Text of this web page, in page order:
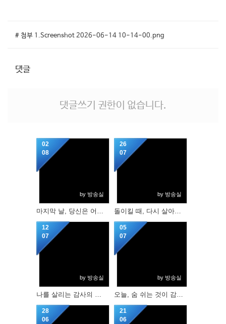
# 첨부 1.Screenshot 2026-06-14 10-14-00.png
댓글
댓글쓰기 권한이 없습니다.
02
08
by 방송실
마지막 날, 당신은 어느 편에 서 있겠습니까?
26
07
by 방송실
돌이킬 때, 다시 살아날 수 있습니다.
12
07
by 방송실
나를 살리는 감사의 기적
05
07
by 방송실
오늘, 숨 쉬는 것이 감사입니다.
28
06
21
06